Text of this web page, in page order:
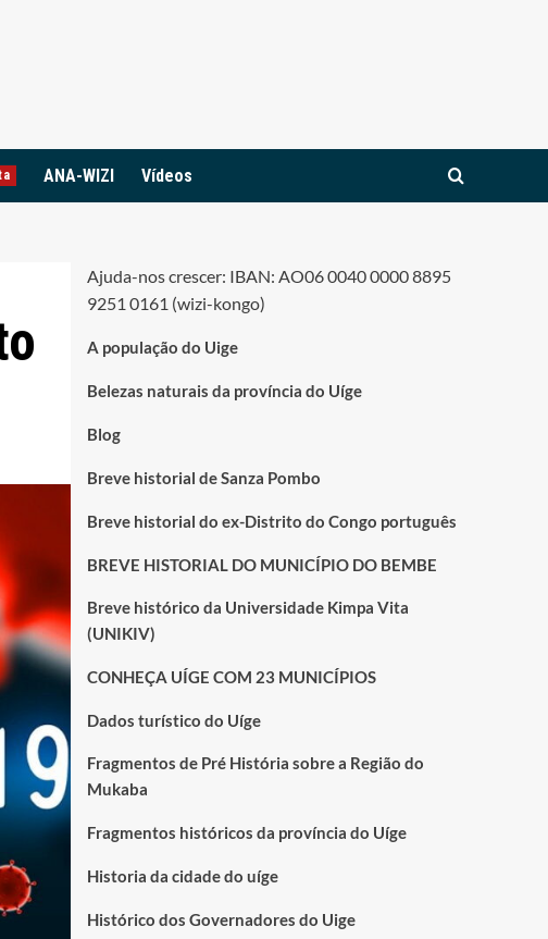
ANA-WIZI Vídeos
Ajuda-nos crescer: IBAN: AO06 0040 0000 8895
9251 0161 (wizi-kongo)
A população do Uige
Belezas naturais da província do Uíge
Blog
Breve historial de Sanza Pombo
Breve historial do ex-Distrito do Congo português
BREVE HISTORIAL DO MUNICÍPIO DO BEMBE
Breve histórico da Universidade Kimpa Vita
(UNIKIV)
CONHEÇA UÍGE COM 23 MUNICÍPIOS
Dados turístico do Uíge
Fragmentos de Pré História sobre a Região do
Mukaba
Fragmentos históricos da província do Uíge
Historia da cidade do uíge
Histórico dos Governadores do Uige